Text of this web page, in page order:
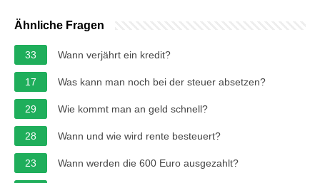
Ähnliche Fragen
33 Wann verjährt ein kredit?
17 Was kann man noch bei der steuer absetzen?
29 Wie kommt man an geld schnell?
28 Wann und wie wird rente besteuert?
23 Wann werden die 600 Euro ausgezahlt?